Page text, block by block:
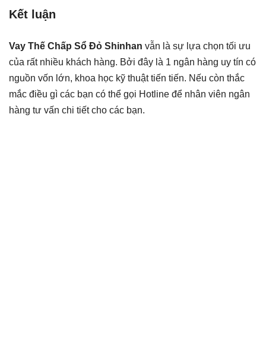
Kết luận
Vay Thế Chấp Sổ Đỏ Shinhan vẫn là sự lựa chọn tối ưu
của rất nhiều khách hàng. Bởi đây là 1 ngân hàng uy tín có
nguồn vốn lớn, khoa học kỹ thuật tiến tiến. Nếu còn thắc
mắc điều gì các bạn có thể gọi Hotline để nhân viên ngân
hàng tư vấn chi tiết cho các bạn.